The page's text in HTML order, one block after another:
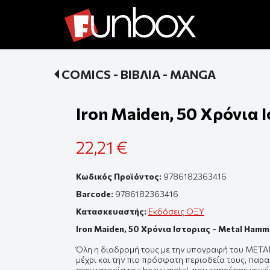
COMICS - ΒΙΒΛΙΑ - MANGA
Iron Maiden, 50 Χρόνια
22,21 €
Κωδικός Προϊόντος: 9786182363416
Barcode: 9786182363416
Κατασκευαστής: Εκδόσεις ΟΞΥ
Iron Maiden, 50 Χρόνια Ιστοριας - Metal
Όλη η διαδρομή τους με την υπογραφή του
μέχρι και την πιο πρόσφατη περιοδεία τους,